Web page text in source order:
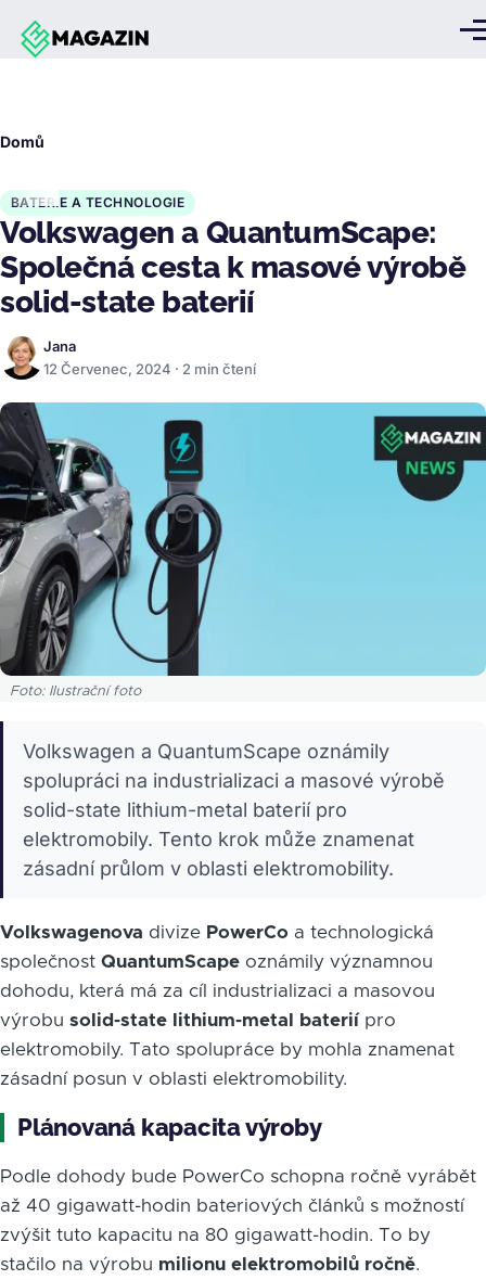
Přejít k hlavnímu obsahu
Domů
BATERIE A TECHNOLOGIE
Volkswagen a QuantumScape:
Společná cesta k masové výrobě
solid-state baterií
Jana
12 Červenec, 2024 · 2 min čtení
Foto: Ilustrační foto
Volkswagen a QuantumScape oznámily
spolupráci na industrializaci a masové výrobě
solid-state lithium-metal baterií pro
elektromobily. Tento krok může znamenat
zásadní průlom v oblasti elektromobility.
Volkswagenova divize PowerCo a technologická
společnost QuantumScape oznámily významnou
dohodu, která má za cíl industrializaci a masovou
výrobu solid-state lithium-metal baterií pro
elektromobily. Tato spolupráce by mohla znamenat
zásadní posun v oblasti elektromobility.
Plánovaná kapacita výroby
Podle dohody bude PowerCo schopna ročně vyrábět
až 40 gigawatt-hodin bateriových článků s možností
zvýšit tuto kapacitu na 80 gigawatt-hodin. To by
stačilo na výrobu milionu elektromobilů ročně.